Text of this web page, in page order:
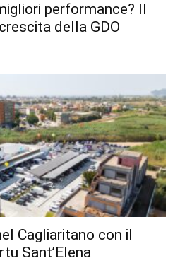
performance? Il
della GDO
Cagliaritano con il
Sant’Elena